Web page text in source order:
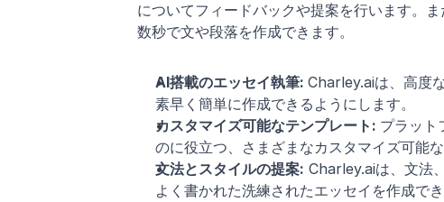
についてフィードバックや提案を行います。
数秒で文や段落を作成できます。
AI搭載のエッセイ執筆: Charley.aiは、高度
素早く簡単に作成できるようにします。
カスタマイズ可能なテンプレート: プラット
のに役立つ、さまざまなカスタマイズ可能
文法とスタイルの提案: Charley.aiは、文法
よく書かれた洗練されたエッセイを作成でき